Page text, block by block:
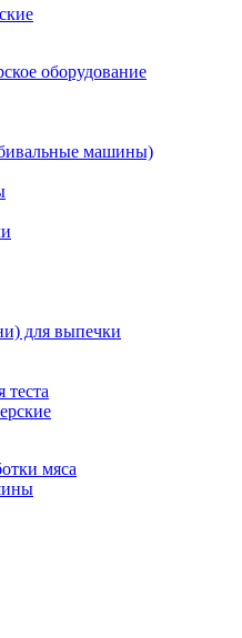
оборудование
машины)
для выпечки
мяса